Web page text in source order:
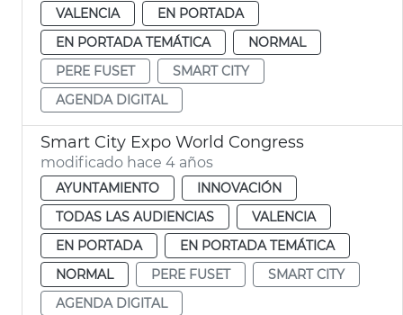
VALENCIA
EN PORTADA
EN PORTADA TEMÁTICA
NORMAL
PERE FUSET
SMART CITY
AGENDA DIGITAL
Smart City Expo World Congress
modificado hace 4 años
AYUNTAMIENTO
INNOVACIÓN
TODAS LAS AUDIENCIAS
VALENCIA
EN PORTADA
EN PORTADA TEMÁTICA
NORMAL
PERE FUSET
SMART CITY
AGENDA DIGITAL